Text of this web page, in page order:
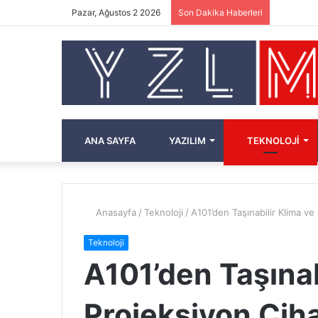
Pazar, Ağustos 2 2026 Son Dakika Haberleri
ANA SAYFA YAZILIM TEKNOLOJI
Anasayfa / Teknoloji / A101’den Taşınabilir Klima
Teknoloji
A101’den